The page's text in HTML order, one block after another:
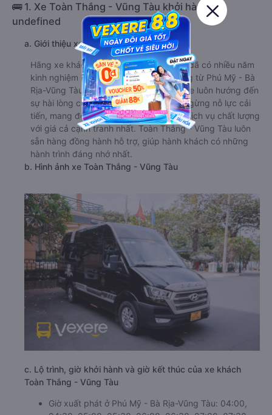
🚌 1. Xe Toàn Thắng - Vũng Tàu khởi hành tại
undefined
a. Giới thiệu xe Toàn Thắng - Vũng Tàu
Hãng xe khách Toàn Thắng - Vũng Tàu đã có nhiều năm
kinh nghiệm hoạt động trên tuyến đường từ Phú Mỹ - Bà
Rịa-Vũng Tàu đi Bến xe Miền Tây. Nhà xe luôn hướng đến
sự hài lòng của khách hàng. Và không ngừng nỗ lực cải
tiến, mang đến cho hành khách những dịch vụ chất lượng
với giá cả cạnh tranh nhất. Toàn Thắng - Vũng Tàu luôn
sẵn hàng đồng hành hỗ trợ, giúp hành khách có những
hành trình đáng nhớ nhất.
b. Hình ảnh xe Toàn Thắng - Vũng Tàu
c. Lộ trình, giờ khởi hành và giờ kết thúc của xe khách
Toàn Thắng - Vũng Tàu
Giờ xuất phát ở Phú Mỹ - Bà Rịa-Vũng Tàu: 04:00,